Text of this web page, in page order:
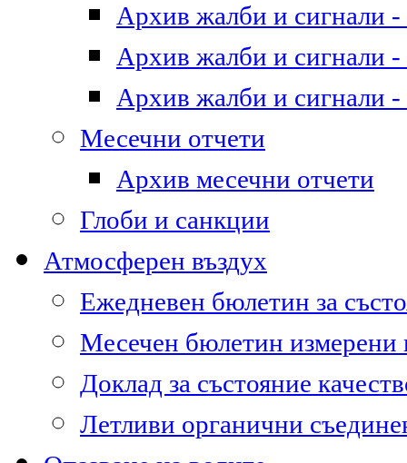
Архив жалби и сигнали -
Архив жалби и сигнали -
Архив жалби и сигнали -
Месечни отчети
Архив месечни отчети
Глоби и санкции
Атмосферен въздух
Ежедневен бюлетин за
Месечен бюлетин
Доклад за състояние
Летливи органични